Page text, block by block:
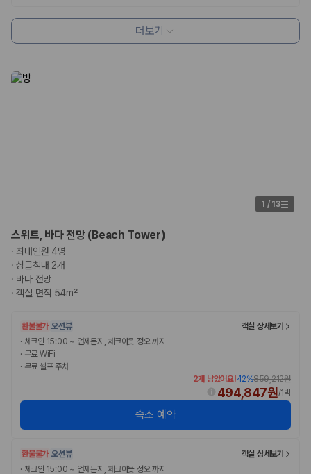
더보기
1 / 13
스위트, 바다 전망 (Beach Tower)
· 최대인원 4명
·싱글침대 2개
· 바다 전망
·객실 면적 54m²
환불불가 오션뷰
객실 상세보기
· 체크인 15:00 ~ 언제든지, 체크아웃 정오 까지
· 무료 WiFi
· 무료 셀프 주차
2개 남았어요!42%859,212원
494,847원/1박
숙소 예약
환불불가 오션뷰
객실 상세보기
· 체크인 15:00 ~ 언제든지, 체크아웃 정오 까지